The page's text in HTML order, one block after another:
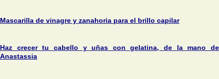
Mascarilla de vinagre y zanahoria para el brillo capilar
Haz crecer tu cabello y uñas con gelatina, de la mano de
Anastassia